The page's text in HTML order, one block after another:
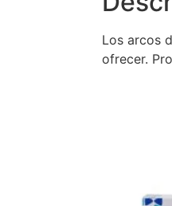
Los arcos
ofrecer.